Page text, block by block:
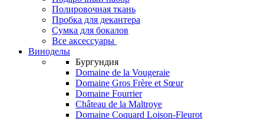
Полировочная ткань
Пробка для декантера
Сумка для бокалов
Все аксессуары
Виноделы
Бургундия
Domaine de la Vougeraie
Domaine Gros Frère et Sœur
Domaine Fourrier
Château de la Maltroye
Domaine Coquard Loison-Fleurot